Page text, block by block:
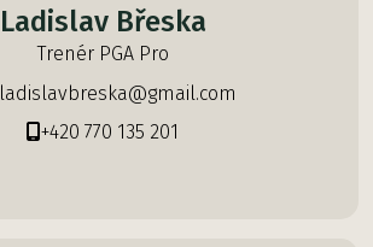
Ladislav Břeska
Trenér PGA Pro
ladislavbreska@gmail.com
+420 770 135 201